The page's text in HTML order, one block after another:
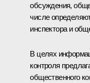
обсуждения,
числе
инспектора и
В целях
контроля
общественного